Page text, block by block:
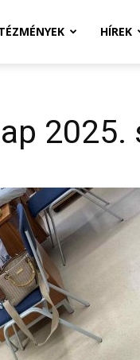
HÍREK